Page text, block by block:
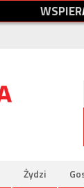
WSPIER
Żydzi